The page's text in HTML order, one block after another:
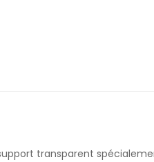
transparent